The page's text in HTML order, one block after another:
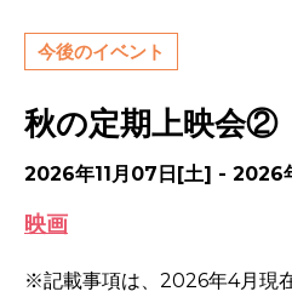
今後のイベント
秋の定期上映会②
2026年11月07日[土] - 2026
映画
※記載事項は、2026年4月現